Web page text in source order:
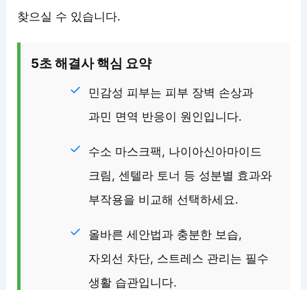
찾으실 수 있습니다.
5초 해결사 핵심 요약
민감성 피부는 피부 장벽 손상과
과민 면역 반응이 원인입니다.
수소 마스크팩, 나이아신아마이드
크림, 센텔라 토너 등 성분별 효과와
부작용을 비교해 선택하세요.
올바른 세안법과 충분한 보습,
자외선 차단, 스트레스 관리는 필수
생활 습관입니다.